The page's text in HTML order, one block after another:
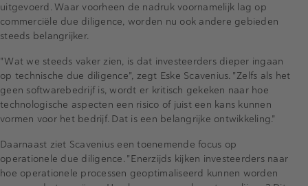
uitgevoerd. Waar voorheen de nadruk voornamelijk lag op
commerciële due diligence, worden nu ook andere gebieden
steeds belangrijker.
"Wat we steeds vaker zien, is dat investeerders dieper ingaan
op technische due diligence", zegt Eske Scavenius. "Zelfs als het
geen softwarebedrijf is, wordt er kritisch gekeken naar hoe
technologische aspecten een risico of juist een kans kunnen
vormen voor het bedrijf. Dat is een belangrijke ontwikkeling."
Daarnaast ziet Scavenius een toenemende focus op
operationele due diligence. "Enerzijds kijken investeerders naar
hoe operationele processen geoptimaliseerd kunnen worden